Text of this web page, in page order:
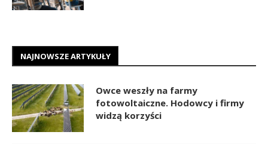
NAJNOWSZE ARTYKUŁY
Owce weszły na farmy
fotowoltaiczne. Hodowcy i firmy
widzą korzyści